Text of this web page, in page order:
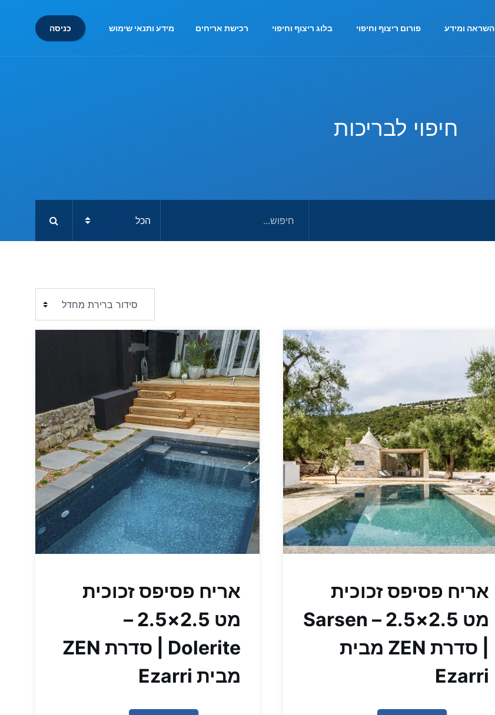
השראה ומידע פורום ריצוף וחיפוי בלוג ריצוף וחיפוי רכישת אריחים מידע ותנאי שימוש כניסה
חיפוי לבריכות
אריח פסיפס זכוכית
מט 2.5×2.5 – Sarsen
| סדרת ZEN מבית
Ezarri
אריח פסיפס זכוכית
מט 2.5×2.5 –
Dolerite | סדרת ZEN
מבית Ezarri